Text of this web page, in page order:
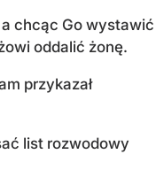
chcąc Go wystawić
oddalić żonę.
przykazał
list rozwodowy